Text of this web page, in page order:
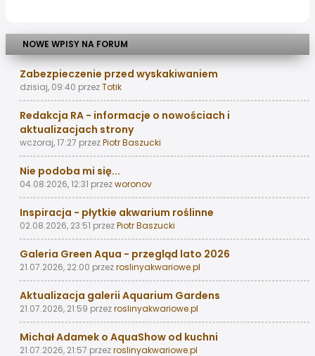
NOWE WPISY NA FORUM
Zabezpieczenie przed wyskakiwaniem
dzisiaj, 09:40 przezTotik
Redakcja RA - informacje o nowościach i
aktualizacjach strony
wczoraj, 17:27 przezPiotr Baszucki
Nie podoba mi się...
04.08.2026, 12:31 przezworonov
Inspiracja - płytkie akwarium roślinne
02.08.2026, 23:51 przezPiotr Baszucki
Galeria Green Aqua - przegląd lato 2026
21.07.2026, 22:00 przezroslinyakwariowe.pl
Aktualizacja galerii Aquarium Gardens
21.07.2026, 21:59 przezroslinyakwariowe.pl
Michał Adamek o AquaShow od kuchni
21.07.2026, 21:57 przezroslinyakwariowe.pl